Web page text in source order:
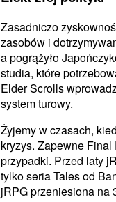
Zasadniczo
zasobów i
a pogrążyło
studia, które
Elder Scrolls
system turowy.
Żyjemy w czasach,
kryzys. Zapewne
przypadki. Przed laty
tylko seria Tales od
jRPG przeniesiona na